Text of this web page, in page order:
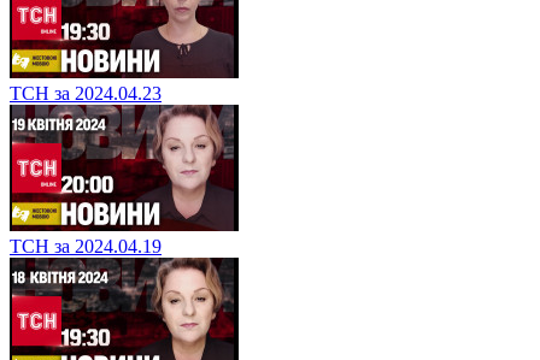
ТСН за 2024.04.23
ТСН за 2024.04.19